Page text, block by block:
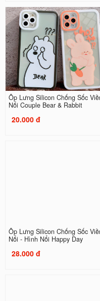
Ốp Lưng Silicon Chống Sốc
Nổi Couple Bear & Rabbit
20.000 đ
Ốp Lưng Silicon Chống Sốc
Nổi - Hình Nổi Happy Day
28.000 đ